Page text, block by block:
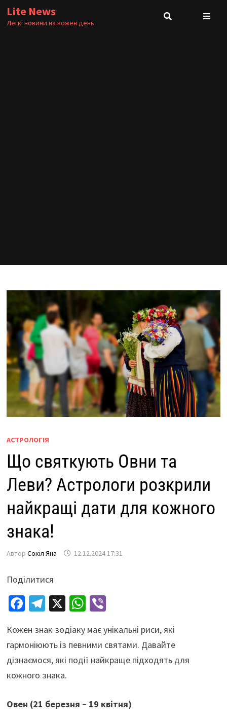
Skip
to
Lite News
Легкі новини на кожен день
АСТРОЛОГІЯ
Що святкують Овни та
Леви? Астрологи розкрили
найкращі дати для кожного
знака!
Автор Сокіл Яна 12.12.2024 17:31
Поділитися
Fa
b
o
o
k
Te
gr
a
m
X W
at
sA
p
Vi
er
Кожен знак зодіаку має унікальні риси, які
гармоніюють із певними святами. Давайте
дізнаємося, які події найкраще підходять для
кожного знака.
Овен (21 березня – 19 квітня)